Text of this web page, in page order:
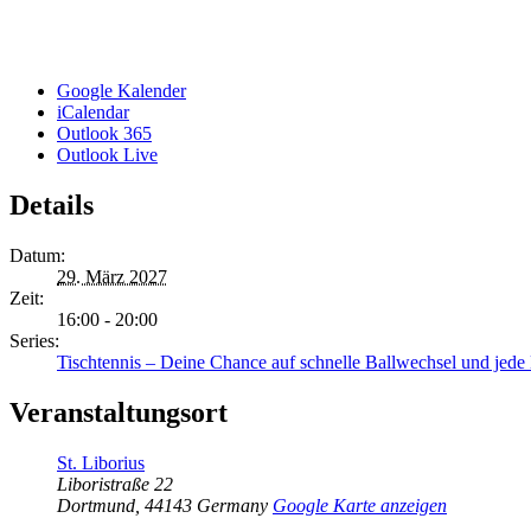
Google Kalender
iCalendar
Outlook 365
Outlook Live
Details
Datum:
29. März 2027
Zeit:
16:00 - 20:00
Series:
Tischtennis – Deine Chance auf schnelle Ballwechsel und jede
Veranstaltungsort
St. Liborius
Liboristraße 22
Dortmund 44143 Germany Google Karte anzeigen